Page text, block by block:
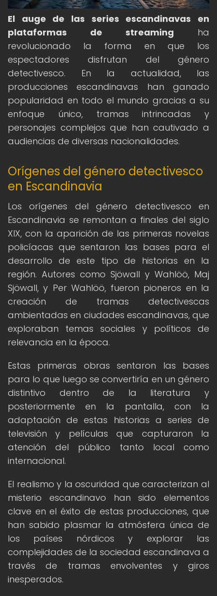
El auge de las series escandinavas en
plataformas de streaming ha
revolucionado la forma en que los
espectadores disfrutan del género
detectivesco. En la actualidad, las
producciones escandinavas han ganado
popularidad en todo el mundo gracias a su
enfoque único, tramas intrincadas y
personajes complejos que han cautivado a
audiencias de diversas nacionalidades.
Orígenes del género detectivesco
en Escandinavia
Los orígenes del género detectivesco en
Escandinavia se remontan a finales del siglo
XIX, con la aparición de las primeras novelas
policíacas que sentaron las bases para el
desarrollo de este tipo de historias en la
región. Autores como Sjöwall y Wahlöö, Maj
Sjöwall, y Per Wahlöö, fueron pioneros en la
creación de tramas detectivescas
ambientadas en ciudades escandinavas, que
exploraban temas sociales y políticos de
relevancia en la época.
Estas primeras obras sentaron las bases
para lo que luego se convertiría en un género
distintivo dentro de la literatura y
posteriormente en la pantalla, con la
adaptación de estas historias a series de
televisión y películas que capturaron la
atención del público tanto local como
internacional.
El realismo y la oscuridad que caracterizan al
misterio escandinavo han sido elementos
clave en el éxito de estas producciones, que
han sabido plasmar la atmósfera única de
los países nórdicos y explorar las
complejidades de la sociedad escandinava a
través de tramas envolventes y giros
inesperados.